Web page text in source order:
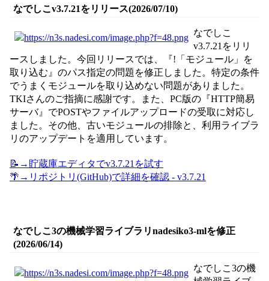
なでしこv3.7.21をリリース(2026/07/10)
なでしこ
v3.7.21をリリ
ースしました。今回リリースでは、『!「モジュール」を
取り込む』のパス指定の問題を修正しました。特定の条件
でうまくモジュールを取り込めない問題がありました。
TKIさんのご指摘に感謝です。また、PC版の『HTTP簡易
サーバ』でPOSTやファイルアップロードの受取に対応し
ました。その他、古いモジュールの排除と、利用ライブラ
リのアップデートを適用しています。
📝→貯蔵庫エディタでv3.7.21を試す
🌴→リポジトリ(GitHub)で詳細を確認 - v3.7.21
なでしこ3の機械学習ライブラリnadesiko3-mlを修正
(2026/06/14)
なでしこ3の機